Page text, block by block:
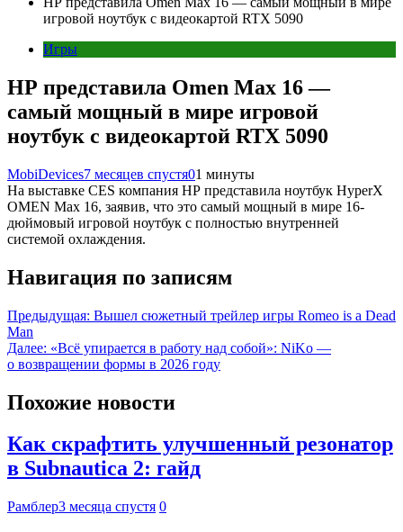
игровой ноутбук с видеокартой RTX 5090
Игры
HP представила Omen Max 16 —
самый мощный в мире игровой
ноутбук с видеокартой RTX 5090
MobiDevices7 месяцев спустя01 минуты
На выставке CES компания HP представила ноутбук HyperX
OMEN Max 16, заявив, что это самый мощный в мире 16-
дюймовый игровой ноутбук с полностью внутренней
системой охлаждения.
Навигация по записям
Предыдущая: Вышел сюжетный трейлер игры Romeo is a Dead
Man
Далее: «Всё упирается в работу над собой»: NiKo —
о возвращении формы в 2026 году
Похожие новости
Как скрафтить улучшенный резонатор
в Subnautica 2: гайд
Рамблер3 месяца спустя 0